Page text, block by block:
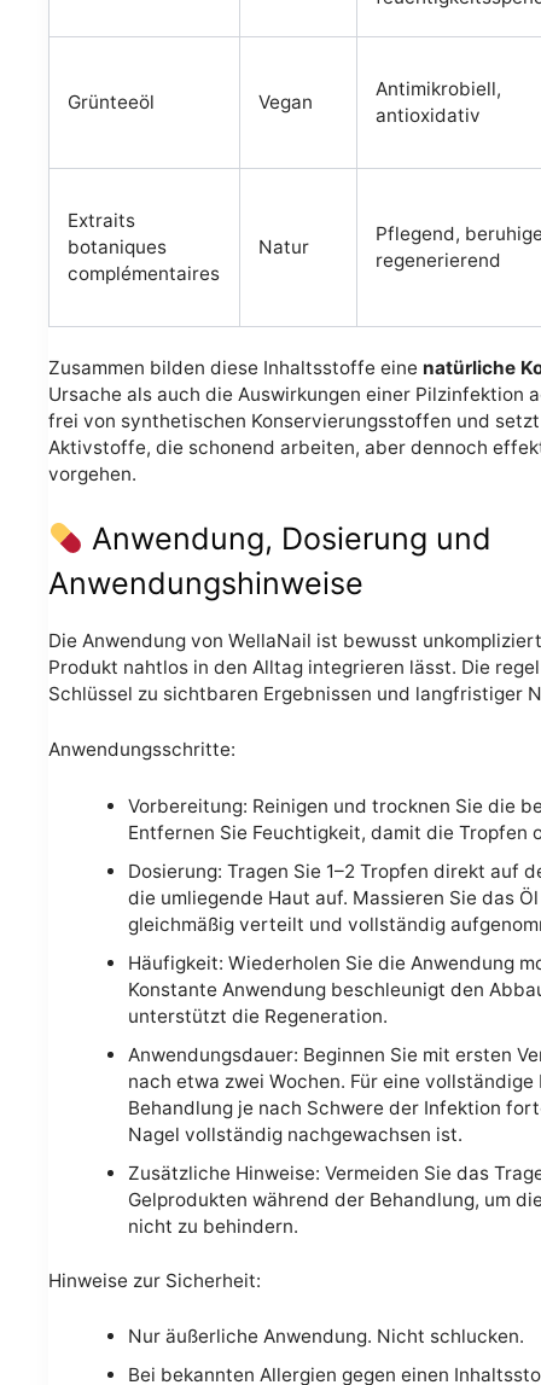
Grünteeöl Vegan
Antimikrobiell,
antioxidativ
Extraits
botaniques
complémentaires
Natur
Pflegend,
regenerierend
Zusammen bilden diese Inhaltsstoffe eine natürliche
Ursache als auch die Auswirkungen einer Pilzinfektion
frei von synthetischen Konservierungsstoffen und
Aktivstoffe, die schonend arbeiten, aber dennoch
vorgehen.
Anwendung, Dosierung und
Anwendungshinweise
Die Anwendung von WellaNail ist bewusst
Produkt nahtlos in den Alltag integrieren lässt. Die
Schlüssel zu sichtbaren Ergebnissen und langfristiger
Anwendungsschritte:
Vorbereitung: Reinigen und trocknen Sie die
Entfernen Sie Feuchtigkeit, damit die Tropfen
Dosierung: Tragen Sie 1–2 Tropfen direkt auf
die umliegende Haut auf. Massieren Sie das
gleichmäßig verteilt und vollständig
Häufigkeit: Wiederholen Sie die Anwendung
Konstante Anwendung beschleunigt den
unterstützt die Regeneration.
Anwendungsdauer: Beginnen Sie mit ersten
nach etwa zwei Wochen. Für eine vollständige
Behandlung je nach Schwere der Infektion
Nagel vollständig nachgewachsen ist.
Zusätzliche Hinweise: Vermeiden Sie das
Gelprodukten während der Behandlung, um
nicht zu behindern.
Hinweise zur Sicherheit:
Nur äußerliche Anwendung. Nicht schlucken.
Bei bekannten Allergien gegen einen